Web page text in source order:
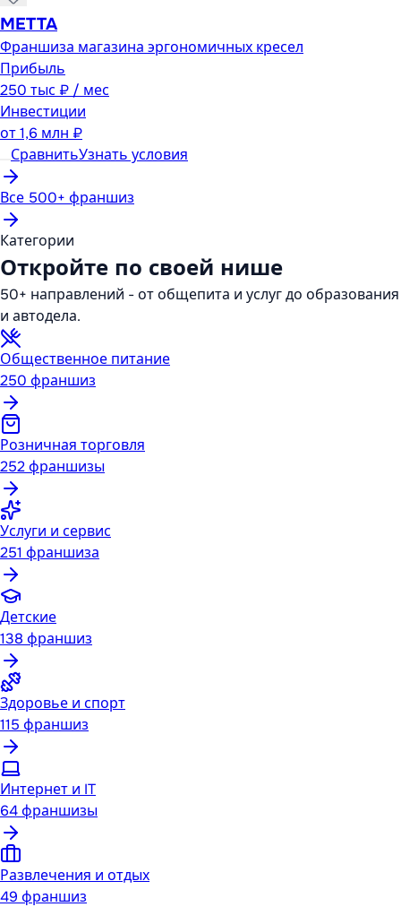
METTA
Франшиза магазина эргономичных кресел
Прибыль
250 тыс ₽ / мес
Инвестиции
от1,6 млн ₽
СравнитьУзнать условия
Все 500+ франшиз
Категории
Откройте по своей нише
50+ направлений - от общепита и услуг до образования
и автодела.
Общественное питание
250 франшиз
Розничная торговля
252франшизы
Услуги и сервис
251 франшиза
Детские
138 франшиз
Здоровье и спорт
115 франшиз
Интернет и IT
64франшизы
Развлечения и отдых
49 франшиз